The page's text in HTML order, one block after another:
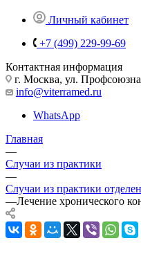
Личный кабинет
+7 (499) 229-99-69
Контактная информация
г. Москва, ул.
info@viterramed.ru
WhatsApp
Главная
—
Случаи из практики
—
Случаи из практики
—Лечение хронического